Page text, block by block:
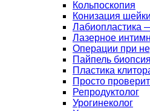
Кольпоскопия
Конизация
Лабиопластика
Лазерное
Операции при
Пайпель биопсия
Пластика
Просто
Репродуктолог
Урогинеколог